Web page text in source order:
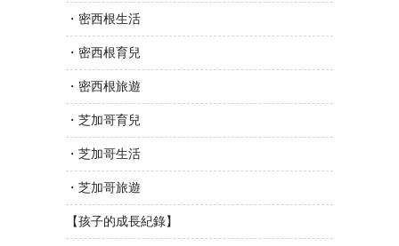
・密西根生活
・密西根育兒
・密西根旅遊
・芝加哥育兒
・芝加哥生活
・芝加哥旅遊
【孩子的成長紀錄】